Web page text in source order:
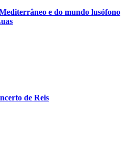
e do mundo lusófono
de Reis